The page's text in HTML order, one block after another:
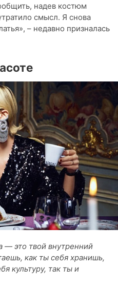
надев костюм
смысл. Я снова
– недавно призналась
— это твой внутренний
как ты себя хранишь,
культуру, так ты и